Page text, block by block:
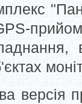
версія